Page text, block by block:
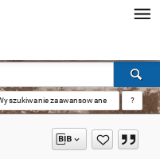
zaawansowane ?